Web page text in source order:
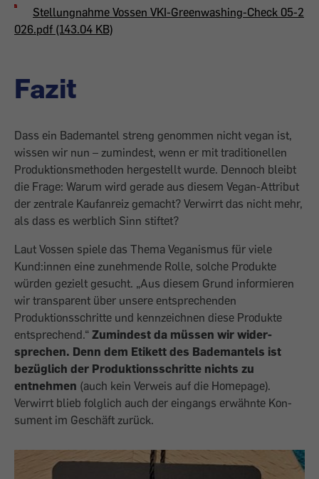
Stellungnahme Vossen VKI-Greenwashing-Check 05-2
026.pdf (143.04 KB)
Fazit
Dass ein Bademantel streng ge­nommen nicht vegan ist,
wissen wir nun – zumindest, wenn er mit traditionellen
Produktionsmethoden hergestellt wurde. Dennoch bleibt
die Frage: Warum wird gerade aus diesem Vegan-Attribut
der zentrale Kaufanreiz gemacht? Verwirrt das nicht mehr,
als dass es werblich Sinn stiftet?
Laut Vossen spiele das Thema Veganismus für viele
Kund:innen eine zunehmende Rolle, solche Produkte
würden gezielt gesucht. „Aus diesem Grund infor­mieren
wir transparent über unsere ent­sprechenden
Produktionsschritte und kennzeichnen diese Produkte
entspre­chend.“ Zumindest da müssen wir wider­
sprechen. Denn dem Etikett des Bademantels ist
bezüglich der Produktions­schritte nichts zu
entnehmen (auch kein Verweis auf die Homepage).
Verwirrt blieb folglich auch der eingangs erwähnte Kon­
sument im Geschäft zurück.